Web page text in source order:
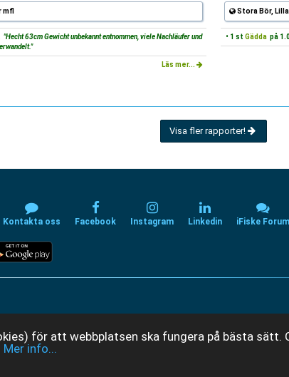
för att webbplatsen ska fungera på bästa
Mer info...
mfl
"Hecht 63cm Gewicht unbekannt entnommen, viele Nachläufer und
Läs mer...
Stora Bör,
• 1 st Gädda på
Visa fler rapporter!
Kontakta oss Facebook Instagram Linkedin iFiske Forum